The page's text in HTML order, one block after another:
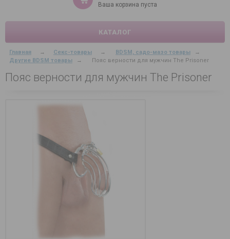
Ваша корзина пуста
КАТАЛОГ
Главная → Секс-товары → BDSM, садо-мазо товары
→
Другие BDSM товары
→ Пояс верности для мужчин The Prisoner
Пояс верности для мужчин The Prisoner